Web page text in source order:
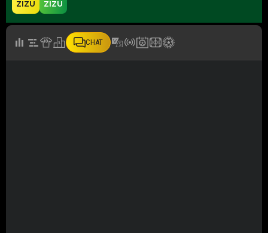
ZIZU ZIZU
CHAT